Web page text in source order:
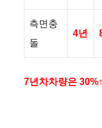
측면충
돌
4년
7년차차량은 30%↑